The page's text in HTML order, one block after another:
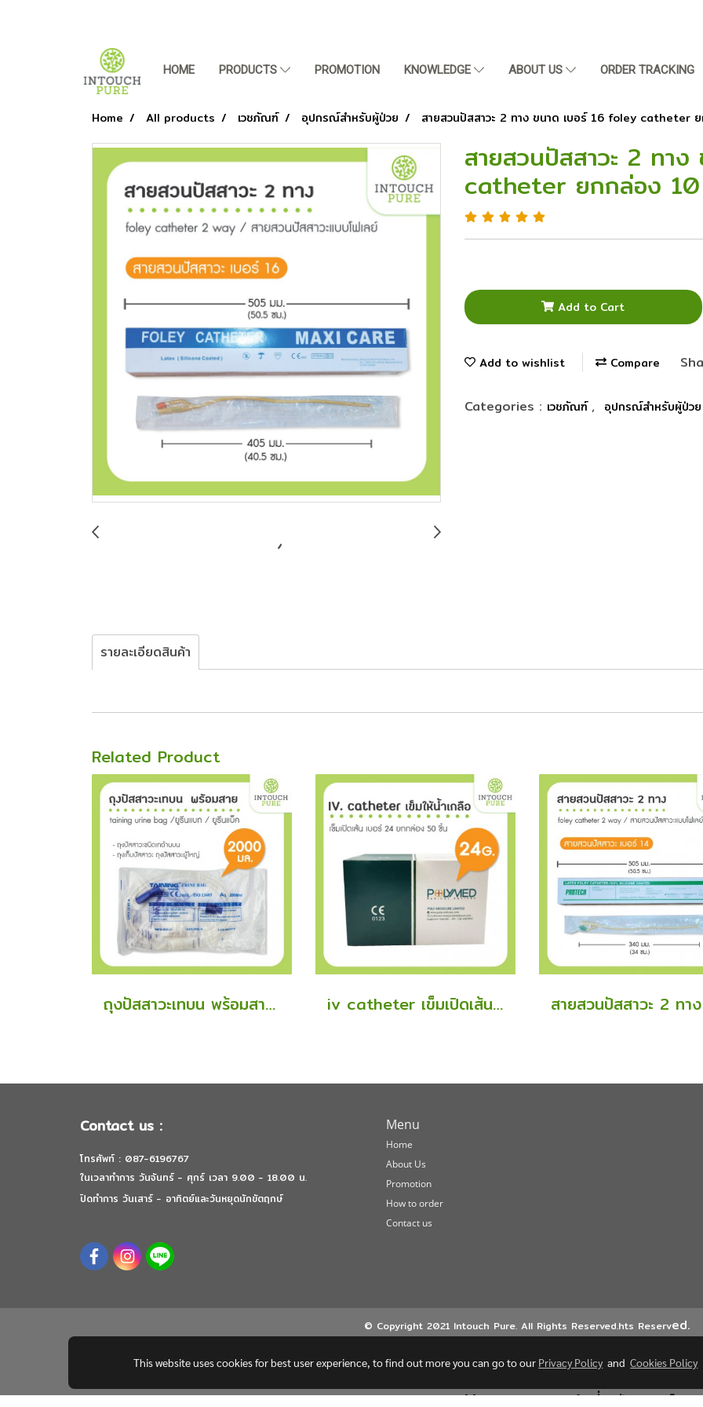
HOME PRODUCTS PROMOTION KNOWLEDGE ABOUT US ORDER TRACKING
Home All products เวชภัณฑ์ อุปกรณ์สำหรับผู้ป่วย สายสวนปัสสาวะ 2 ทาง ขนาด เบอร์ 16 foley catheter
สายสวนปัสสาวะ 2 ทา
catheter ยกกล่อง
Add to Cart
Add to wishlist Compare
Categories : เวชภัณฑ์ , อุปกรณ์สำหรับผู้ป่วย
รายละเอียดสินค้า
Related Product
ถุงปัสสาวะเทบน พร้อมสาย taining urine bag 2000 ml ยูรีนแบก iv catheter เข็มเปิดเส้นเบอร์ 24 เข็มให้น้ำเกลือ 50 ชิ้น
Contact us :
โทรศัพท์ : 087-6196767
ในเวลาทำการ วันจันทร์ - ศุกร์ เวลา 9.00 - 18.00 น.
ปิดทำการ วันเสาร์ - อาทิตย์และวันหยุดนักขัตฤกษ์
Menu
Home
About Us
Promotion
How to order
Contact us
© Copyright 2021 Intouch Pure. All Rights Reserved.hts Reserved.
หาหมอคลินิกใกล้บ้าน ราคาสบายกระเป๋า ที่อินทัชเมดิแคร์
This website uses cookies for best user experience, to find out more you can go to our Privacy Policy andCookies Policy